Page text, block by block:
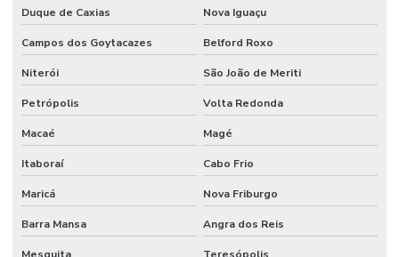
Correia Industrial Para Indústria
Correia Micro V Em Minas Gerais
Dispositivo De Segurança
Distribuidor De Engate Rápido Hidráulico
Distribuidor De Mangote Em Minas Gerais
Distribuidor De Mangueira Flat Em Minas Gerais
Duque de Caxias Nova Iguaçu
Campos dos Goytacazes Belford Roxo
Niterói São João de Meriti
Petrópolis Volta Redonda
Macaé Magé
Itaboraí Cabo Frio
Maricá Nova Friburgo
Barra Mansa Angra dos Reis
Mesquita Teresópolis